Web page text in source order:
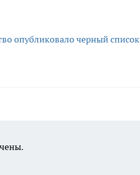
опубликовало черный список